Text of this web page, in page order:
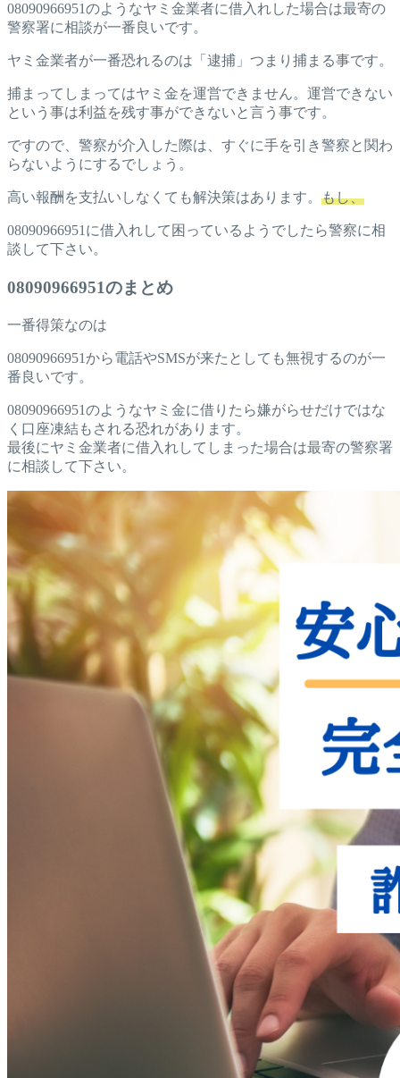
08090966951のようなヤミ金業者に借入れした場合は最寄の
警察署に相談が一番良いです。
ヤミ金業者が一番恐れるのは「逮捕」つまり捕まる事です。
捕まってしまってはヤミ金を運営できません。運営できない
という事は利益を残す事ができないと言う事です。
ですので、警察が介入した際は、すぐに手を引き警察と関わ
らないようにするでしょう。
高い報酬を支払いしなくても解決策はあります。 もし、
08090966951に借入れして困っているようでしたら警察に相
談して下さい。
08090966951のまとめ
一番得策なのは
08090966951から電話やSMSが来たとしても無視するのが一
番良いです。
08090966951のようなヤミ金に借りたら嫌がらせだけではな
く口座凍結もされる恐れがあります。
最後にヤミ金業者に借入れしてしまった場合は最寄の警察署
に相談して下さい。